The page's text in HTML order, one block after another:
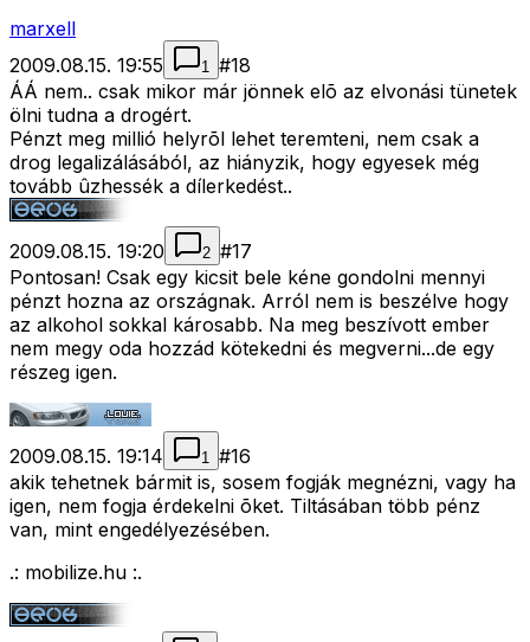
marxell
2009.08.15. 19:55
1 #18
ÁÁ nem.. csak mikor már jönnek elõ az elvonási tünetek
ölni tudna a drogért.
Pénzt meg millió helyrõl lehet teremteni, nem csak a
drog legalizálásából, az hiányzik, hogy egyesek még
tovább ûzhessék a dílerkedést..
2009.08.15. 19:20 2 #17
Pontosan! Csak egy kicsit bele kéne gondolni mennyi
pénzt hozna az országnak. Arról nem is beszélve hogy
az alkohol sokkal károsabb. Na meg beszívott ember
nem megy oda hozzád kötekedni és megverni...de egy
részeg igen.
2009.08.15. 19:14 1 #16
akik tehetnek bármit is, sosem fogják megnézni, vagy ha
igen, nem fogja érdekelni õket. Tiltásában több pénz
van, mint engedélyezésében.
.: mobilize.hu :.